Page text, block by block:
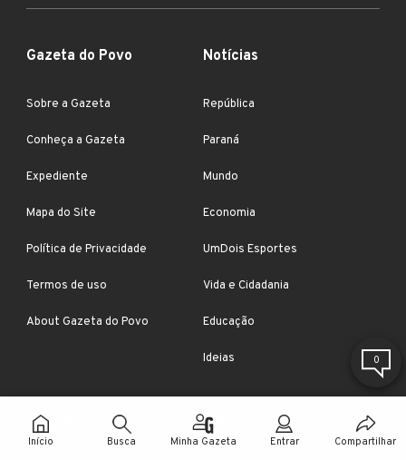
Gazeta do Povo
Sobre a Gazeta
Conheça a Gazeta
Expediente
Mapa do Site
Política de Privacidade
Termos de uso
About Gazeta do Povo
Notícias
República
Paraná
Mundo
Economia
UmDois Esportes
Vida e Cidadania
Educação
Ideias
Opinião Mais
0
Início Busca Minha Gazeta Entrar Compartilhar